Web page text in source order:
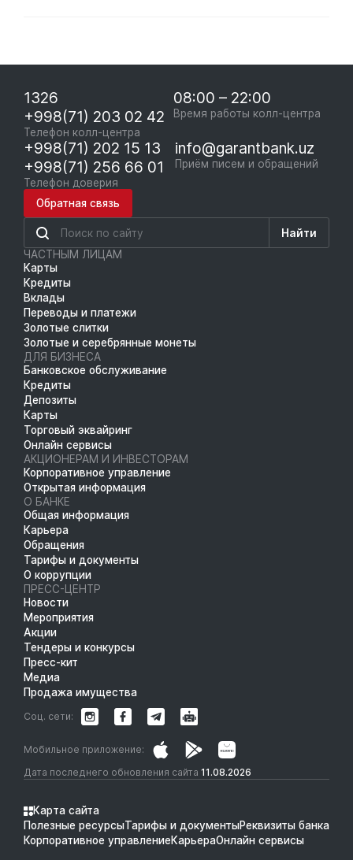
1326
+998(71) 203 02 42
Телефон колл-центра
08:00 – 22:00
Время работы колл-центра
+998(71) 202 15 13
+998(71) 256 66 01
Телефон доверия
info@garantbank.uz
Приём писем и обращений
Обратная связь
Найти
ЧАСТНЫМ ЛИЦАМ
Карты
Кредиты
Вклады
Переводы и платежи
Золотые слитки
Золотые и серебрянные монеты
ДЛЯ БИЗНЕСА
Банковское обслуживание
Кредиты
Депозиты
Карты
Торговый эквайринг
Онлайн сервисы
АКЦИОНЕРАМ И ИНВЕСТОРАМ
Корпоративное управление
Открытая информация
О БАНКЕ
Общая информация
Карьера
Обращения
Тарифы и документы
О коррупции
ПРЕСС-ЦЕНТР
Новости
Мероприятия
Акции
Тендеры и конкурсы
Пресс-кит
Медиа
Продажа имущества
Дата последнего обновления сайта 11.08.2026
Мобильное приложение:
Соц. сети:
Карта сайта
Полезные ресурсыТарифы и документыРеквизиты банка
Корпоративное управлениеКарьераОнлайн сервисы